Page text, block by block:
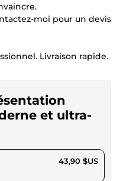
moi pour un devis
Livraison rapide.
et ultra-
43,90 $US